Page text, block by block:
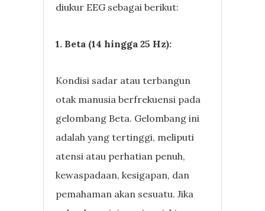
diukur EEG sebagai berikut:
1. Beta (14 hingga 25 Hz):
Kondisi sadar atau terbangun
otak manusia berfrekuensi pada
gelombang Beta. Gelombang ini
adalah yang tertinggi, meliputi
atensi atau perhatian penuh,
kewaspadaan, kesigapan, dan
pemahaman akan sesuatu. Jika